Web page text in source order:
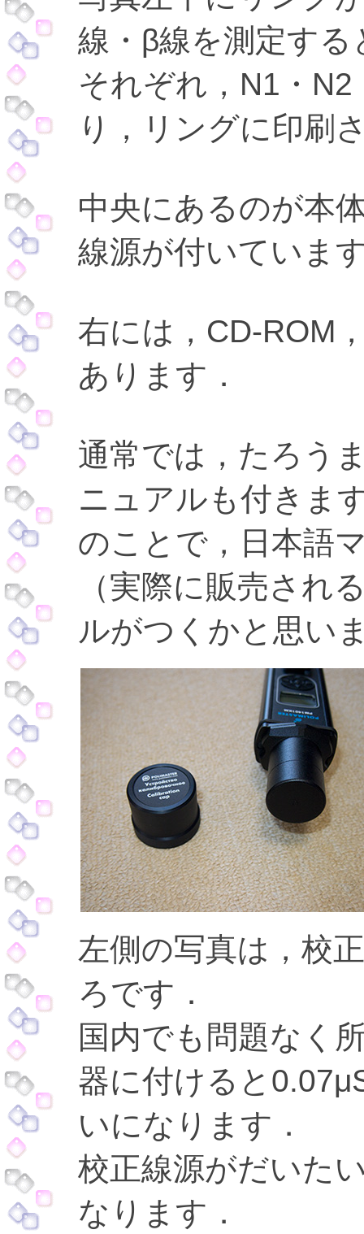
線・β線を測定す
それぞれ，N1・
り，リングに印刷
中央にあるのが本
線源が付いていま
右には，CD-ROM
あります．
通常では，たろう
ニュアルも付きま
のことで，日本語
（実際に販売され
ルがつくかと思い
左側の写真は，校
ろです．
国内でも問題なく
器に付けると
いになります．
校正線源がだいた
なります．